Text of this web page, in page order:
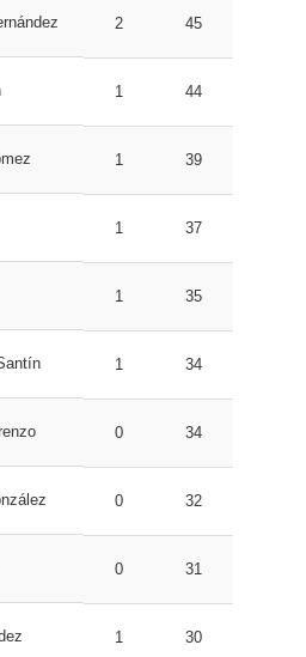
2 45
1 44
1 39
1 37
1 35
1 34
0 34
0 32
0 31
1 30